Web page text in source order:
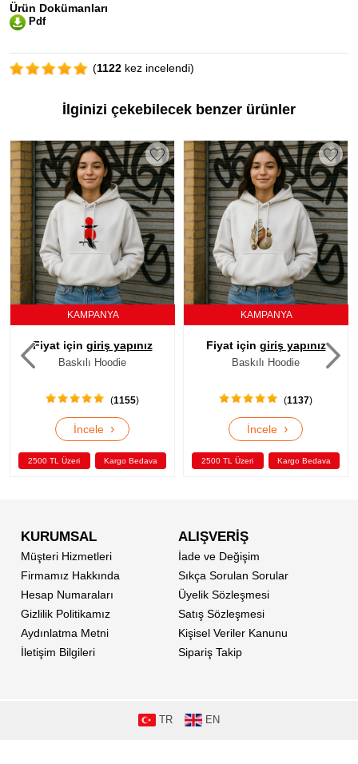
Ürün Dokümanları
Pdf
(1122 kez incelendi)
İlginizi çekebilecek benzer ürünler
KAMPANYA
Fiyat için giriş yapınız
Baskılı Hoodie
(1155)
İncele ›
2500 TL Üzeri Kargo Bedava
KAMPANYA
Fiyat için giriş yapınız
Baskılı Hoodie
(1137)
İncele ›
2500 TL Üzeri Kargo Bedava
KURUMSAL
Müşteri Hizmetleri
Firmamız Hakkında
Hesap Numaraları
Gizlilik Politikamız
Aydınlatma Metni
İletişim Bilgileri
ALIŞVERİŞ
İade ve Değişim
Sıkça Sorulan Sorular
Üyelik Sözleşmesi
Satış Sözleşmesi
Kişisel Veriler Kanunu
Sipariş Takip
TR EN